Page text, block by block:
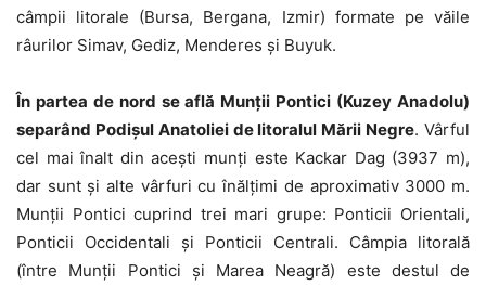
câmpii litorale (Bursa, Bergana, Izmir) formate pe văile
râurilor Simav, Gediz, Menderes și Buyuk.
În partea de nord se află Munții Pontici (Kuzey Anadolu)
separând Podișul Anatoliei de litoralul Mării Negre. Vârful
cel mai înalt din acești munți este Kackar Dag (3937 m),
dar sunt și alte vârfuri cu înălțimi de aproximativ 3000 m.
Munții Pontici cuprind trei mari grupe: Ponticii Orientali,
Ponticii Occidentali și Ponticii Centrali. Câmpia litorală
(între Munții Pontici și Marea Neagră) este destul de